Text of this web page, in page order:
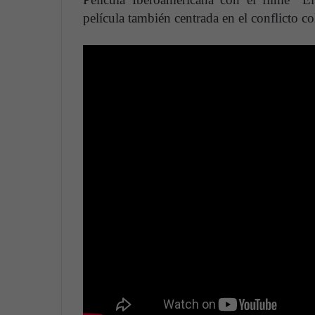
película también centrada en el conflicto